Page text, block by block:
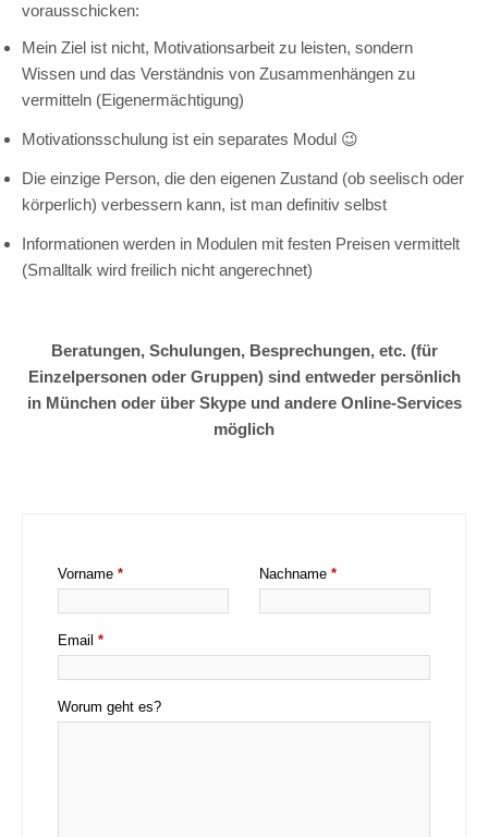
vorausschicken:
Mein Ziel ist nicht, Motivationsarbeit zu leisten, sondern
Wissen und das Verständnis von Zusammenhängen zu
vermitteln (Eigenermächtigung)
Motivationsschulung ist ein separates Modul 😉
Die einzige Person, die den eigenen Zustand (ob seelisch oder
körperlich) verbessern kann, ist man definitiv selbst
Informationen werden in Modulen mit festen Preisen vermittelt
(Smalltalk wird freilich nicht angerechnet)
Beratungen, Schulungen, Besprechungen, etc. (für
Einzelpersonen oder Gruppen) sind entweder persönlich
in München oder über Skype und andere Online-Services
möglich
Vorname* Nachname *
Email*
Worum geht es?